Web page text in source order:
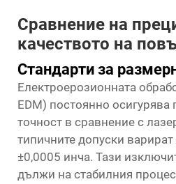
Сравнение на
качеството на
Стандарти за
Електроерозионната
EDM) постоянно
точност в сравнение с
типичните допуски
±0,0005 инча. Тази
дължи на стабилния